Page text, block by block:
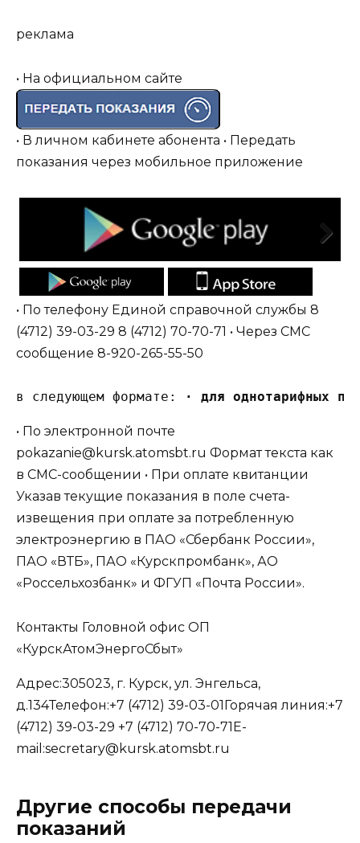
реклама
• На официальном сайте
• В личном кабинете абонента • Передать
показания через мобильное приложение
Next
• По телефону Единой справочной службы 8
(4712) 39-03-29 8 (4712) 70-70-71 • Через СМС
сообщение 8-920-265-55-50
в следующем формате: · для однотарифных
• По электронной почте
pokazanie@kursk.atomsbt.ru Формат текста как
в СМС-сообщении • При оплате квитанции
Указав текущие показания в поле счета-
извещения при оплате за потребленную
электроэнергию в ПАО «Сбербанк России»,
ПАО «ВТБ», ПАО «Курскпромбанк», АО
«Россельхозбанк» и ФГУП «Почта России».
Контакты Головной офис ОП
«КурскАтомЭнергоСбыт»
Адрес:305023, г. Курск, ул. Энгельса,
д.134Телефон:+7 (4712) 39-03-01Горячая линия:+7
(4712) 39-03-29 +7 (4712) 70-70-71E-
mail:secretary@kursk.atomsbt.ru
Другие способы передачи
показаний